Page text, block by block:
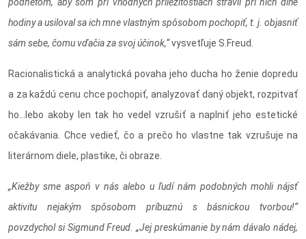
hodiny a usiloval sa ich mne vlastným spôsobom pochopiť, t. j. objasniť
sám sebe, čomu vďačia za svoj účinok,“vysvetľuje S.Freud.
Racionalistická a analytická povaha jeho ducha ho ženie dopredu
a za každú cenu chce pochopiť, analyzovať daný objekt, rozpitvať
ho...lebo akoby len tak ho vedel vzrušiť a naplniť jeho estetické
očakávania. Chce vedieť, čo a prečo ho vlastne tak vzrušuje na
literárnom diele, plastike, či obraze.
„Kiežby sme aspoň v nás alebo u ľudí nám podobných mohli nájsť
aktivitu nejakým spôsobom príbuznú s básnickou tvorbou!“
povzdychol si Sigmund Freud. „Jej preskúmanie by nám dávalo nádej,